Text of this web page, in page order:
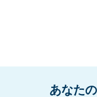
あなた